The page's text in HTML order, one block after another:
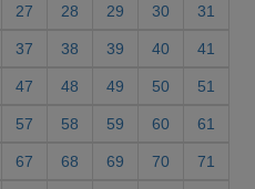
27 28 29 30 31
37 38 39 40 41
47 48 49 50 51
57 58 59 60 61
67 68 69 70 71